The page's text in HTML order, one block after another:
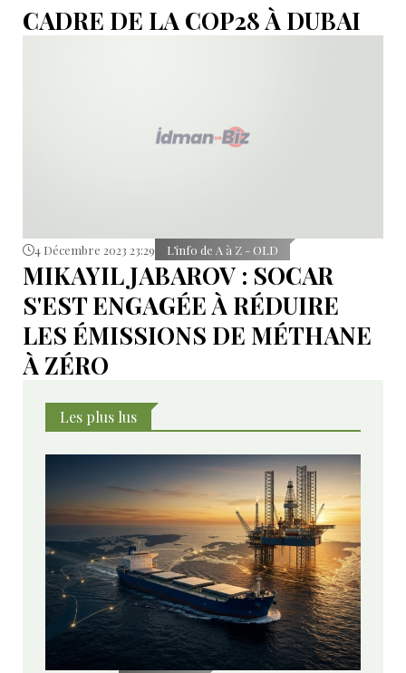
CADRE DE LA COP28 À DUBAI
4 Décembre 2023 23:29 L’info de A à Z - OLD
MIKAYIL JABAROV : SOCAR
S'EST ENGAGÉE À RÉDUIRE
LES ÉMISSIONS DE MÉTHANE
À ZÉRO
Les plus lus